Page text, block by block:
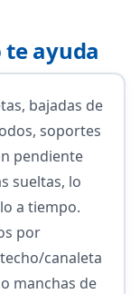
te ayuda
bajadas de
soportes
pendiente
sueltas, lo
a tiempo.
por
canaleta
manchas de